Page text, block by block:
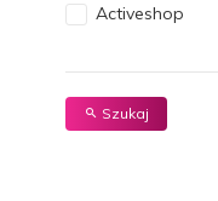
Activeshop
Szukaj